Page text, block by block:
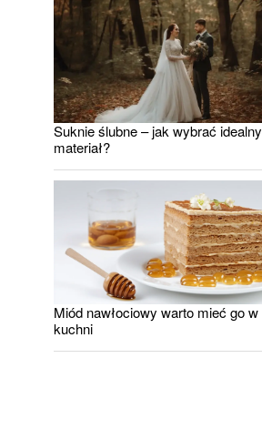
Suknie ślubne – jak wybrać idealny
materiał?
Miód nawłociowy warto mieć go w
kuchni